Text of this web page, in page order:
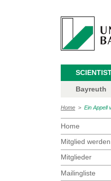
Bayreuth
Home > Ein Appell
Home
Mitglied werden
Mitglieder
Mailingliste